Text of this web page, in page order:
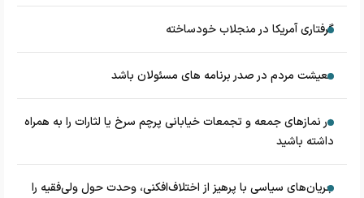
گرفتاری آمریکا در منجلاب خودساخته
معیشت مردم در صدر برنامه های مسئولان باشد
در نماز‌های جمعه و تجمعات خیابانی پرچم سرخ یا لثارات را به همراه
داشته باشید
جریان‌های سیاسی با پرهیز از اختلاف‌افکنی، وحدت حول ولی‌فقیه را